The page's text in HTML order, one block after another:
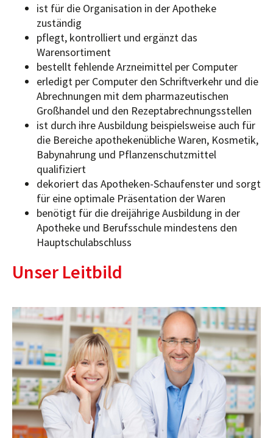
ist für die Organisation in der Apotheke
zuständig
pflegt, kontrolliert und ergänzt das
Warensortiment
bestellt fehlende Arzneimittel per Computer
erledigt per Computer den Schriftverkehr und die
Abrechnungen mit dem pharmazeutischen
Großhandel und den Rezeptabrechnungsstellen
ist durch ihre Ausbildung beispielsweise auch für
die Bereiche apothekenübliche Waren, Kosmetik,
Babynahrung und Pflanzenschutzmittel
qualifiziert
dekoriert das Apotheken-Schaufenster und sorgt
für eine optimale Präsentation der Waren
benötigt für die dreijährige Ausbildung in der
Apotheke und Berufsschule mindestens den
Hauptschulabschluss
Unser Leitbild